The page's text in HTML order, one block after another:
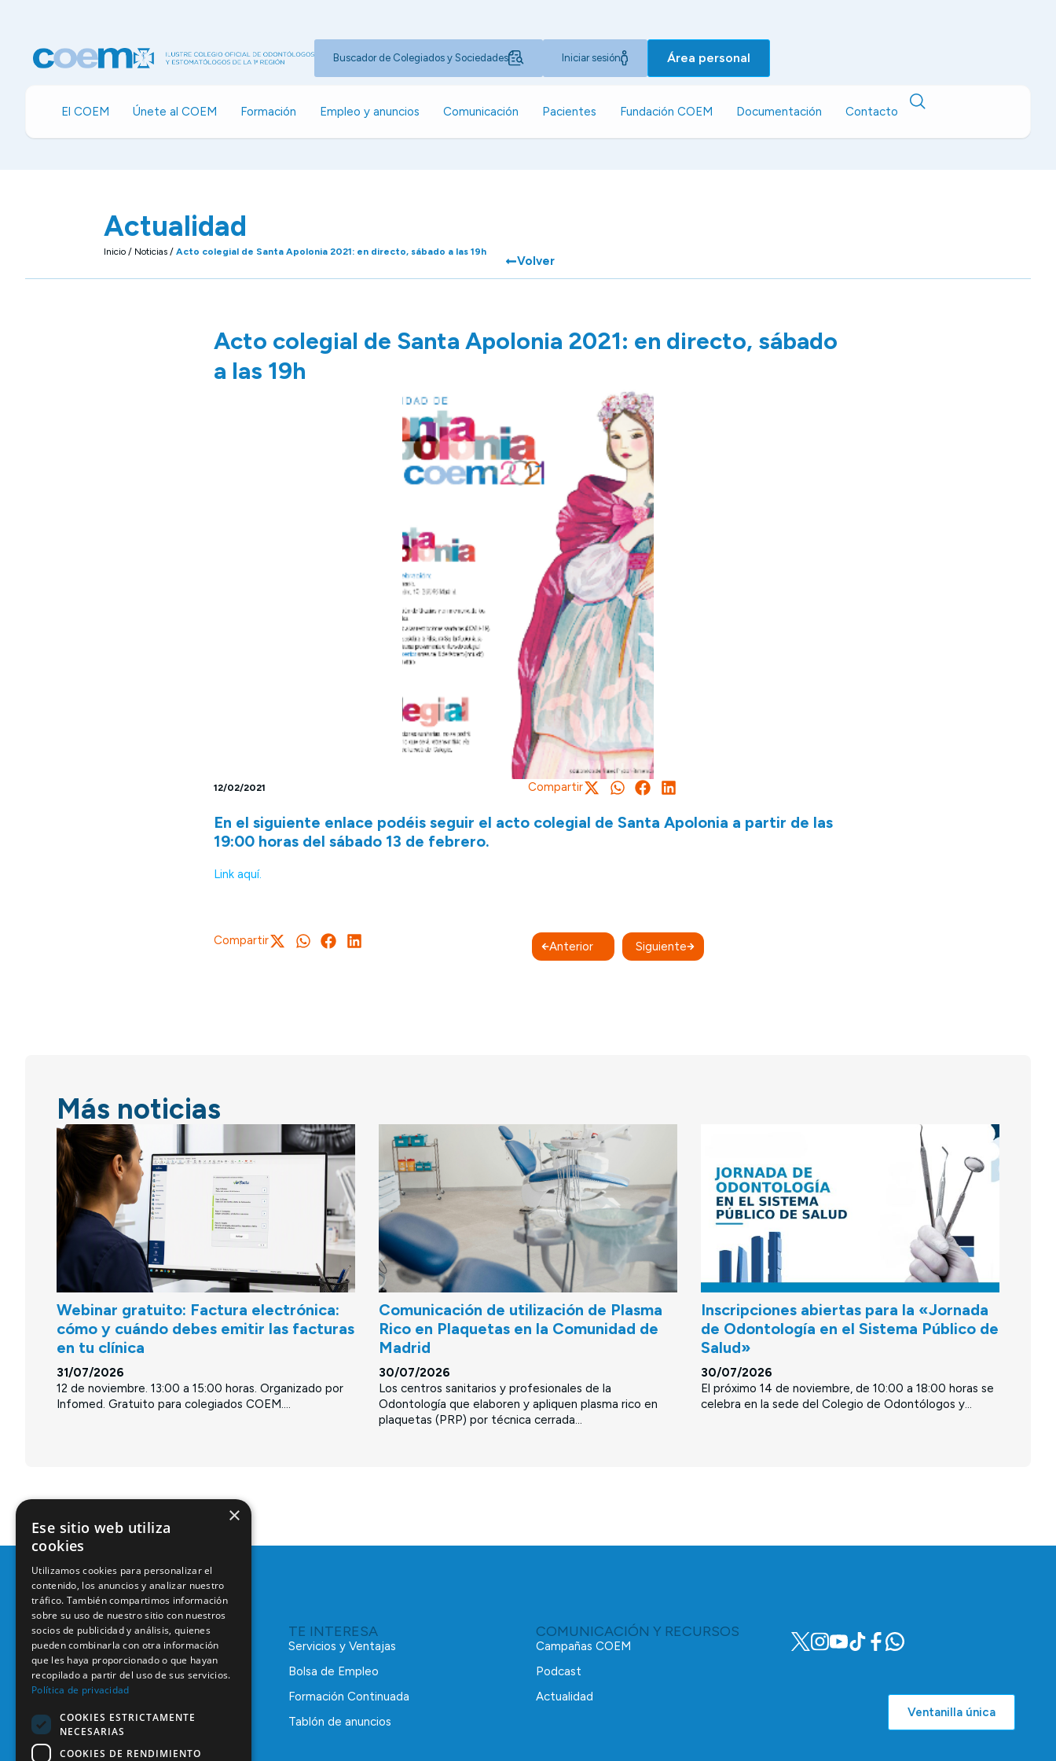
Buscador de Colegiados y Sociedades Iniciar sesión Área personal
El COEM Únete al COEM Formación Empleo y anuncios Comunicación Pacientes Fundación COEM Documentación Contacto
Actualidad
Inicio / Noticias / Acto colegial de Santa Apolonia 2021: en directo, sábado a las 19h
Volver
Acto colegial de Santa Apolonia 2021: en directo, sábado
a las 19h
12/02/2021 Compartir
En el siguiente enlace podéis seguir el acto colegial de Santa Apolonia a partir de las
19:00 horas del sábado 13 de febrero.
Link aquí.
Compartir Anterior Siguiente
Más noticias
Webinar gratuito: Factura electrónica:
cómo y cuándo debes emitir las facturas
en tu clínica
31/07/2026
12 de noviembre. 13:00 a 15:00 horas. Organizado por
Infomed. Gratuito para colegiados COEM....
Comunicación de utilización de Plasma
Rico en Plaquetas en la Comunidad de
Madrid
30/07/2026
Los centros sanitarios y profesionales de la
Odontología que elaboren y apliquen plasma rico en
plaquetas (PRP) por técnica cerrada...
Inscripciones abiertas para la «Jornada
de Odontología en el Sistema Público de
Salud»
30/07/2026
El próximo 14 de noviembre, de 10:00 a 18:00 horas se
celebra en la sede del Colegio de Odontólogos y...
C/ Mauricio Legendre, 38
28046 Madrid
TE INTERESA
Servicios y Ventajas
Bolsa de Empleo
Formación Continuada
Tablón de anuncios
COMUNICACIÓN Y RECURSOS
Campañas COEM
Podcast
Actualidad
Ventanilla única
×
Ese sitio web utiliza
cookies
Utilizamos cookies para personalizar el
contenido, los anuncios y analizar nuestro
tráfico. También compartimos información
sobre su uso de nuestro sitio con nuestros
socios de publicidad y análisis, quienes
pueden combinarla con otra información
que les haya proporcionado o que hayan
recopilado a partir del uso de sus servicios.
Política de privacidad
COOKIES ESTRICTAMENTE
NECESARIAS
COOKIES DE RENDIMIENTO